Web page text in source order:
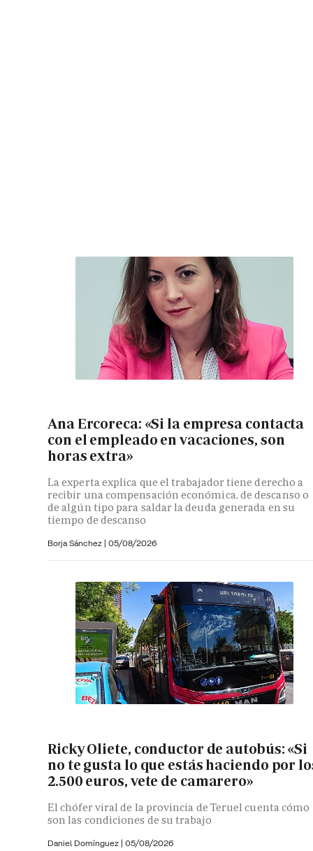
Ana Ercoreca: «Si la empresa contacta
con el empleado en vacaciones, son
horas extra»
La experta explica que el trabajador tiene derecho a
recibir una compensación económica, de descanso o
de algún tipo para saldar la deuda generada en su
tiempo de descanso
Borja Sánchez | 05/08/2026
Ricky Oliete, conductor de autobús: «Si
no te gusta lo que estás haciendo por
2.500 euros, vete de camarero»
El chófer viral de la provincia de Teruel cuenta cómo
son las condiciones de su trabajo
Daniel Domínguez | 05/08/2026